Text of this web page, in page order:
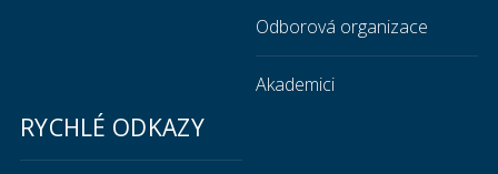
Odborová organizace
Akademici
RYCHLÉ ODKAZY